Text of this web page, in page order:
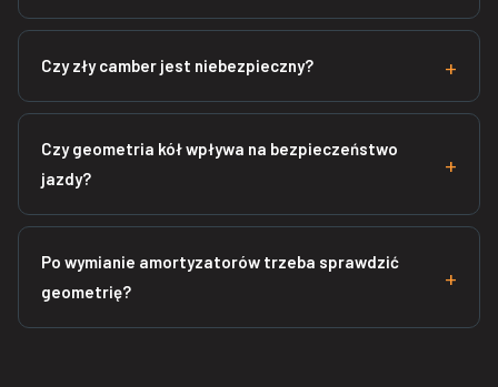
Czy zły camber jest niebezpieczny?
Czy geometria kół wpływa na bezpieczeństwo
jazdy?
Po wymianie amortyzatorów trzeba sprawdzić
geometrię?